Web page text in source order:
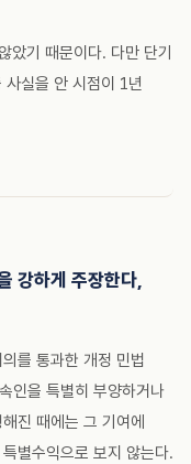
았기 때문이다. 다만 단기
사실을 안 시점이 1년
강하게 주장한다,
를 통과한 개정 민법
인을 특별히 부양하거나
진 때에는 그 기여에
별수익으로 보지 않는다.